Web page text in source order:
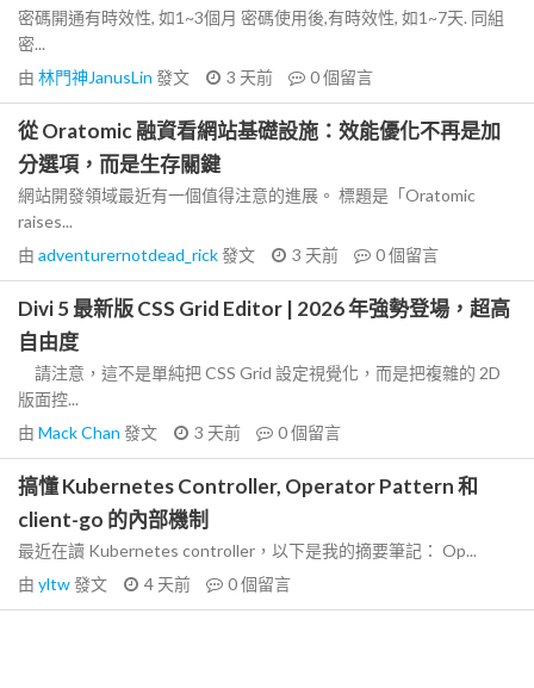
密碼開通有時效性, 如1~3個月 密碼使用後,有時效性, 如1~7天. 同組
密...
由 林門神JanusLin 發文 3 天前 0個留言
從 Oratomic 融資看網站基礎設施：效能優化不再是加
分選項，而是生存關鍵
網站開發領域最近有一個值得注意的進展。 標題是「Oratomic
raises...
由 adventurernotdead_rick發文 3 天前 0個留言
Divi 5 最新版 CSS Grid Editor | 2026 年強勢登場，超高
自由度
請注意，這不是單純把 CSS Grid 設定視覺化，而是把複雜的 2D
版面控...
由 Mack Chan 發文 3 天前 0個留言
搞懂 Kubernetes Controller, Operator Pattern 和
client-go 的內部機制
最近在讀 Kubernetes controller，以下是我的摘要筆記： Op...
由 yltw發文 4 天前 0個留言